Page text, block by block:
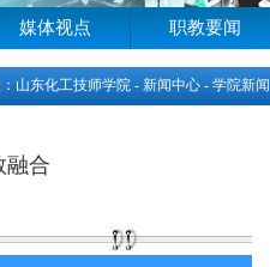
媒体视点 职教要闻
山东化工技师学院 - 新闻中心 - 学院新闻
融合